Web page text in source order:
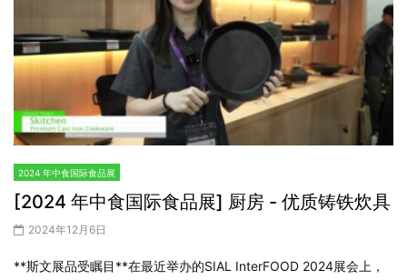
2024 年中食国际食品展
[2024 年中食国际食品展] 厨房 - 优质铸铁炊具
2024年12月6日
**斯文展品受瞩目**在最近举办的SIAL InterFOOD 2024展会上，